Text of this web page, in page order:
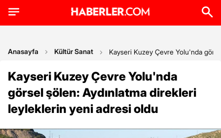
Anasayfa Kültür Sanat Kayseri Kuzey Çevre Yolu'nda
Kayseri Kuzey Çevre Yolu'nda
görsel şölen: Aydınlatma direkleri
leyleklerin yeni adresi oldu